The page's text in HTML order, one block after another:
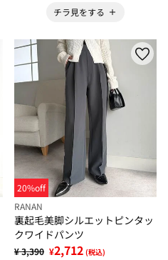
チラ見をする
20%off
RANAN
裏起毛美脚シルエットピンタッ
クワイドパンツ
¥ 3,390 ¥2,712 (税込)